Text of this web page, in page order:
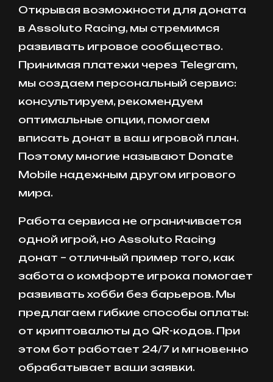
Открывая возможности для доната
в Assoluto Racing, мы стремимся
развивать игровое сообщество.
Принимая платежи через Telegram,
мы создаем персональный сервис:
консультируем, рекомендуем
оптимальные опции, помогаем
вписать донат в ваш игровой план.
Поэтому многие называют Donate
Mobile надежным другом игрового
мира.
Работа сервиса не ограничивается
одной игрой, но Assoluto Racing
донат – отличный пример того, как
забота о комфорте игрока помогает
развивать хобби без барьеров. Мы
предлагаем гибкие способы оплаты:
от криптовалюты до QR-кодов. При
этом бот работает 24/7 и мгновенно
обрабатывает ваши заявки.